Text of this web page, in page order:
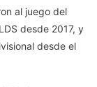
al juego del
desde 2017, y
desde el